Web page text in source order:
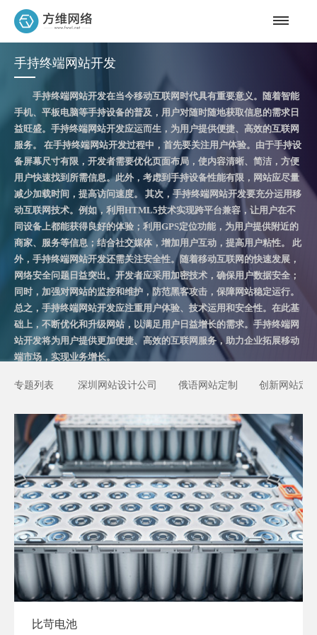
手持终端网站开发
手持终端网站开发在当今移动互联网时代具有重要意义。随着智能
手机、平板电脑等手持设备的普及，用户对随时随地获取信息的需求日
益旺盛。手持终端网站开发应运而生，为用户提供便捷、高效的互联网
服务。 在手持终端网站开发过程中，首先要关注用户体验。由于手持设
备屏幕尺寸有限，开发者需要优化页面布局，使内容清晰、简洁，方便
用户快速找到所需信息。此外，考虑到手持设备性能有限，网站应尽量
减少加载时间，提高访问速度。 其次，手持终端网站开发要充分运用移
动互联网技术。例如，利用HTML5技术实现跨平台兼容，让用户在不
同设备上都能获得良好的体验；利用GPS定位功能，为用户提供附近的
商家、服务等信息；结合社交媒体，增加用户互动，提高用户粘性。 此
外，手持终端网站开发还需关注安全性。随着移动互联网的快速发展，
网络安全问题日益突出。开发者应采用加密技术，确保用户数据安全；
同时，加强对网站的监控和维护，防范黑客攻击，保障网站稳定运行。
总之，手持终端网站开发应注重用户体验、技术运用和安全性。在此基
础上，不断优化和升级网站，以满足用户日益增长的需求。手持终端网
站开发将为用户提供更加便捷、高效的互联网服务，助力企业拓展移动
端市场，实现业务增长。
专题列表 深圳网站设计公司 俄语网站定制 创新网站定
比苛电池